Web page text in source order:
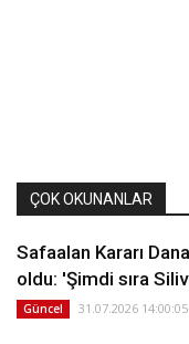
ÇOK OKUNANLAR
Safaalan Kararı
oldu: 'Şimdi sıra
Güncel 31.07.2026 14:00:05